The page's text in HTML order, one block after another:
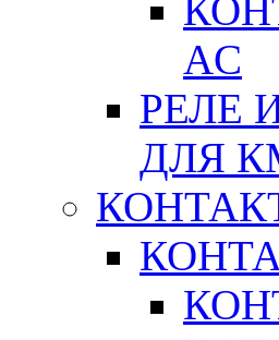
AC
РЕЛЕ
ДЛЯ